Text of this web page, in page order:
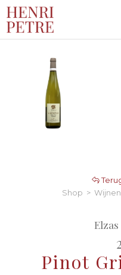
Shop > Wijnen
Pinot